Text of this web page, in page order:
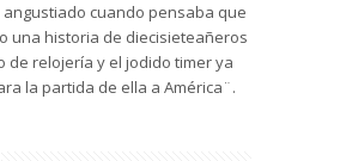
cuando pensaba que
una historia de diecisieteañeros
de relojería y el jodido timer ya
la partida de ella a América¨.